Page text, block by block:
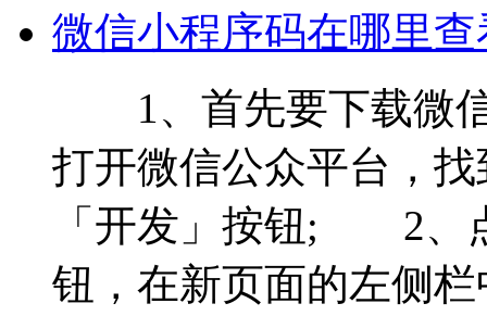
微信小程序码在哪里
1、首先要下载微信
打开微信公众平台，
「开发」按钮; 2、
钮，在新页面的左侧